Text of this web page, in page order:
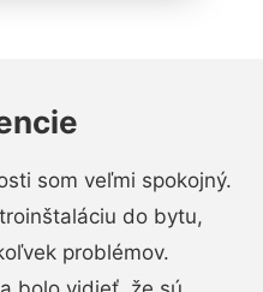
som veľmi spokojný.
do bytu,
problémov.